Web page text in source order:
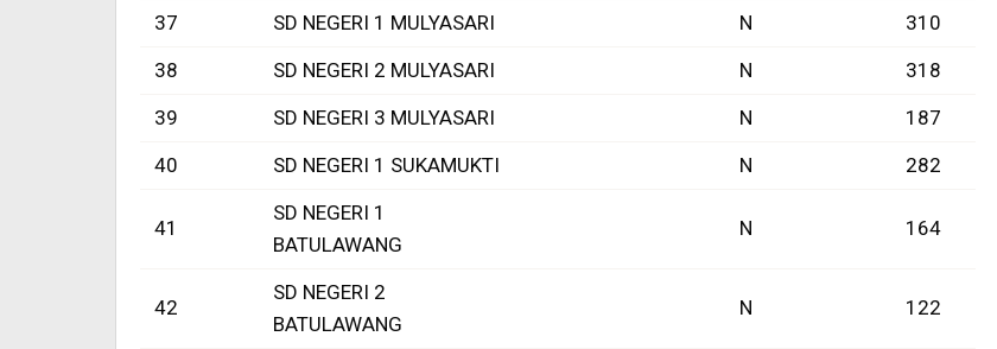
37
SD NEGERI 1 MULYASARI N
310
38
SD NEGERI 2 MULYASARI N
318
39
SD NEGERI 3 MULYASARI N
187
40
SD NEGERI 1 SUKAMUKTI N 282
41
SD NEGERI 1
BATULAWANG
N 164
42
SD NEGERI 2
BATULAWANG
N 122